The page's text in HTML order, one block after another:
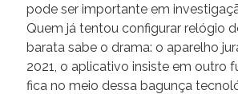
pode ser importante em
Quem já tentou configurar relógio
barata sabe o drama: o aparelho
2021, o aplicativo insiste em outro
fica no meio dessa bagunça